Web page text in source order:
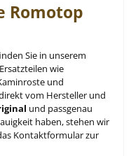
Romotop
Sie in unserem
wie
und
vom Hersteller und
und passgenau
haben, stehen wir
Kontaktformular zur